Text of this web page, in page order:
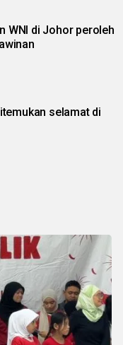
WNI di Johor peroleh
selamat di